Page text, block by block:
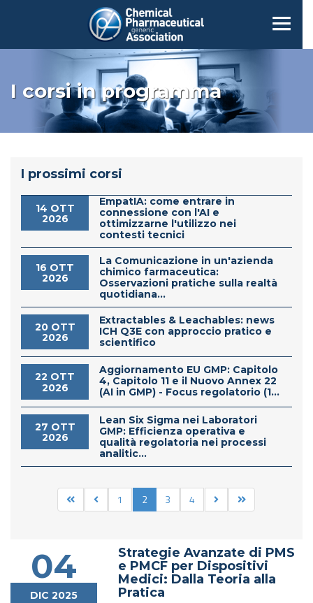
I corsi in programma
I prossimi corsi
14 OTT
2026
EmpatIA: come entrare in
connessione con l'AI e
ottimizzarne l'utilizzo nei
contesti tecnici
16 OTT
2026
La Comunicazione in un'azienda
chimico farmaceutica:
Osservazioni pratiche sulla realtà
quotidiana...
20 OTT
2026
Extractables & Leachables: news
ICH Q3E con approccio pratico e
scientifico
22 OTT
2026
Aggiornamento EU GMP: Capitolo
4, Capitolo 11 e il Nuovo Annex 22
(AI in GMP) - Focus regolatorio (1...
27 OTT
2026
Lean Six Sigma nei Laboratori
GMP: Efficienza operativa e
qualità regolatoria nei processi
analitic...
1 2 3 4
04
DIC 2025
Strategie Avanzate di PMS
e PMCF per Dispositivi
Medici: Dalla Teoria alla
Pratica